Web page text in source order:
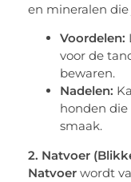
en mineralen
Voordelen:
voor de
bewaren.
Nadelen:
honden
smaak.
2. Natvoer
Natvoer wordt